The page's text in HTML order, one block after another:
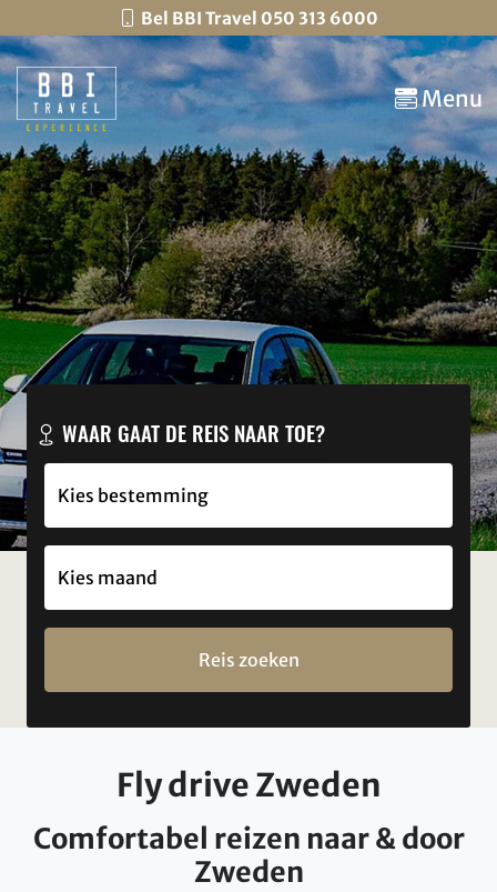
Bel BBI Travel 050 313 6000
Menu
WAAR GAAT DE REIS NAAR TOE?
Reis zoeken
Fly drive Zweden
Comfortabel reizen naar & door
Zweden